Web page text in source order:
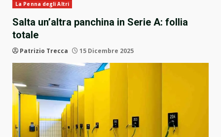
La Penna degli Altri
Salta un’altra panchina in Serie A: follia
totale
Patrizio Trecca 15 Dicembre 2025